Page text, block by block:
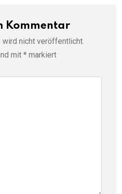
Kommentar
nicht veröffentlicht.
mit * markiert